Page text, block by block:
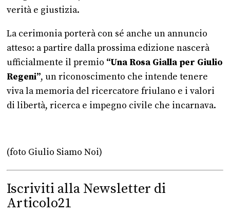
verità e giustizia.
La cerimonia porterà con sé anche un annuncio
atteso: a partire dalla prossima edizione nascerà
ufficialmente il premio “Una Rosa Gialla per Giulio
Regeni”, un riconoscimento che intende tenere
viva la memoria del ricercatore friulano e i valori
di libertà, ricerca e impegno civile che incarnava.
(foto Giulio Siamo Noi)
Iscriviti alla Newsletter di
Articolo21